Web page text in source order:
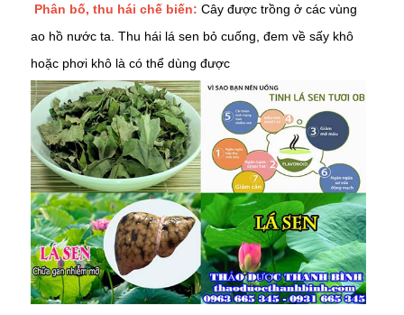
Phân bố, thu hái chế biến: Cây được trồng ở các vùng
ao hồ nước ta. Thu hái lá sen bỏ cuống, đem về sấy khô
hoặc phơi khô là có thể dùng được